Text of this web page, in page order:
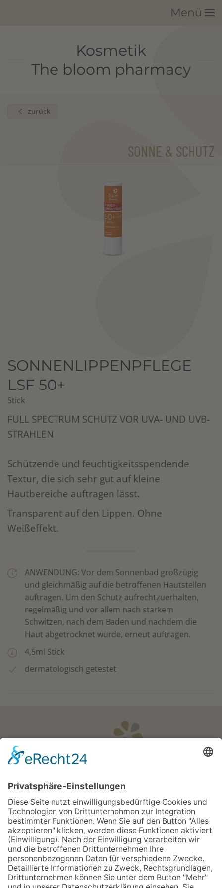
Menü
Kosmetik
The bloom pharmacy
zurück
SONNE & SCHUTZ
SONNENLIPPENPFLEGE
LSF 50+
Stick
FULL SPECTRUM SCHUTZ VOR UVA- UND UVB-
STRAHLEN
Schützende und feuchtigkeitsspendende
Textur, die sich sehr gut auf kleine
Hautbereiche auftragen lässt.
Transparent auf den Lippen. Ohne
Weißeffekt.
ANWENDUNG: Vor dem Sonnenbad großzügig
und gleichmäßig auf die betroffenen Hautstellen
auftragen. Um den Schutz aufrechtzuerhalten,
regelmäßig und vor allem nach starkem
Schwitzen, nach dem Baden und nachdem die
Haut abgetrocknet wurde, erneut auftragen.
4,5ml Stick
dermatologisch getestet
Öffnungszeiten
Apotheken Notdienst:
Bereitschaftsdienste